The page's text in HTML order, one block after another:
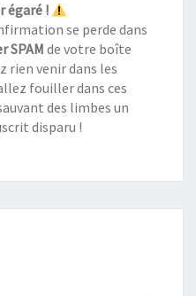
égaré !
se perde dans
SPAM de votre boîte
rien venir dans les
fouiller dans ces
des limbes un
disparu !